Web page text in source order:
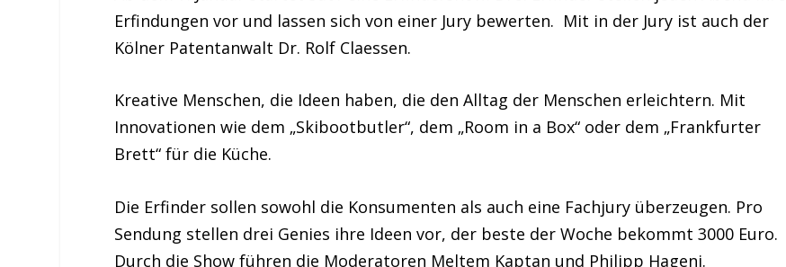
Erfindungen vor und lassen sich von einer Jury bewerten. Mit in der Jury ist auch der
Kölner Patentanwalt Dr. Rolf Claessen.
Kreative Menschen, die Ideen haben, die den Alltag der Menschen erleichtern. Mit
Innovationen wie dem „Skibootbutler“, dem „Room in a Box“ oder dem „Frankfurter
Brett“ für die Küche.
Die Erfinder sollen sowohl die Konsumenten als auch eine Fachjury überzeugen. Pro
Sendung stellen drei Genies ihre Ideen vor, der beste der Woche bekommt 3000 Euro.
Durch die Show führen die Moderatoren Meltem Kaptan und Philipp Hageni.